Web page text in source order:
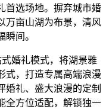
首选场地。摒弃城市婚
万亩山湖为布景，清风
间。
婚礼模式，将湖景雅
式，打造专属高端浪漫
婚礼、盛大浪漫的定制
全方位适配，解锁独一